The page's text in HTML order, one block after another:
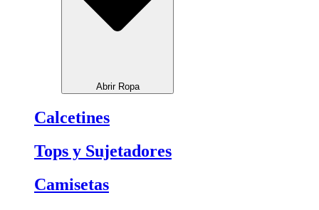
Abrir Ropa
Calcetines
Tops y Sujetadores
Camisetas